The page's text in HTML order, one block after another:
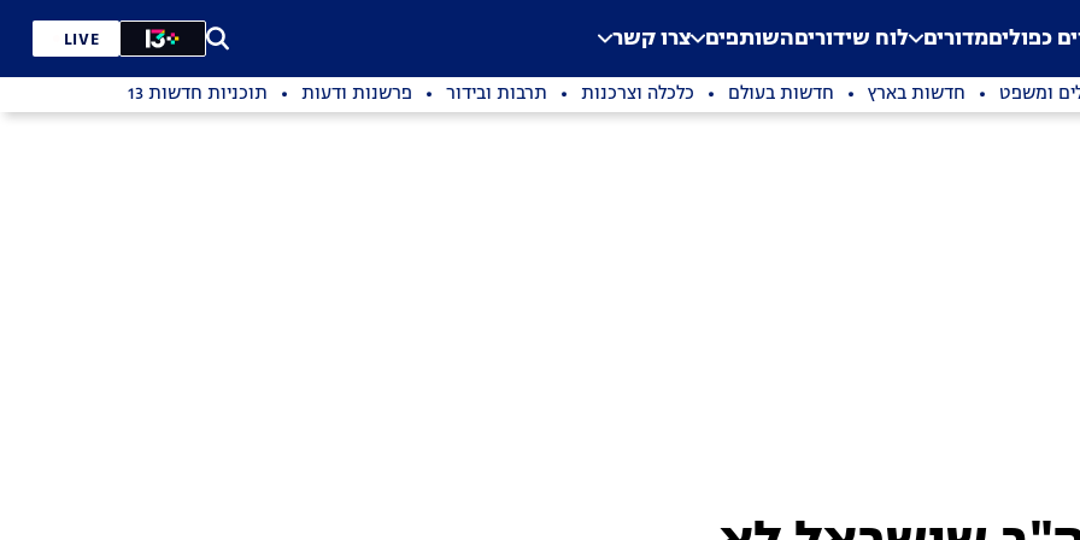
Application error: a
. כפוליםמדורים לוח שידוריםהשותפים צרו קשר LIVE
ומשפט חדשות בארץ חדשות בעולם כלכלה וצרכנות תרבות ובידור פרשנות ודעות תוכניות חדשות 13